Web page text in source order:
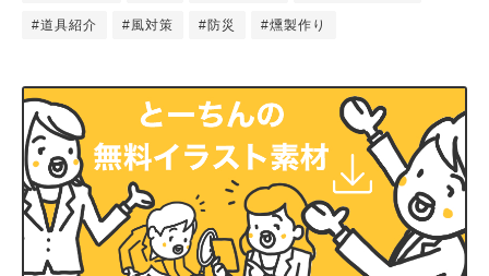
#道具紹介 #風対策 #防災 #燻製作り